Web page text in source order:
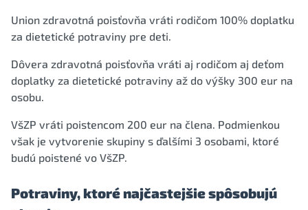
Union zdravotná poisťovňa vráti rodičom 100% doplatku
za dietetické potraviny pre deti.
Dôvera zdravotná poisťovňa vráti aj rodičom aj deťom
doplatky za dietetické potraviny až do výšky 300 eur na
osobu.
VšZP vráti poistencom 200 eur na člena. Podmienkou
však je vytvorenie skupiny s ďalšími 3 osobami, ktoré
budú poistené vo VšZP.
Potraviny, ktoré najčastejšie spôsobujú